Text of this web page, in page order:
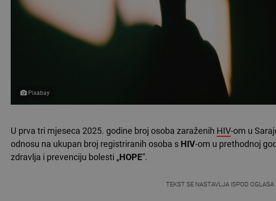
Pixabay
U prva tri mjeseca 2025. godine broj osoba zaraženih HIV-om u
odnosu na ukupan broj registriranih osoba s HIV-om u prethodnoj
zdravlja i prevenciju bolesti „HOPE“.
TEKST SE NASTAVLJA ISPOD OGLASA